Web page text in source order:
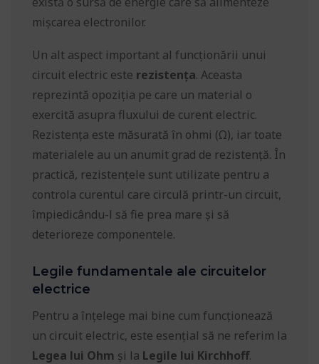
mișcarea electronilor.
Un alt aspect important al funcționării unui
circuit electric este rezistența. Aceasta
reprezintă opoziția pe care un material o
exercită asupra fluxului de curent electric.
Rezistența este măsurată în ohmi (Ω), iar toate
materialele au un anumit grad de rezistență. În
practică, rezistențele sunt utilizate pentru a
controla curentul care circulă printr-un circuit,
împiedicându-l să fie prea mare și să
deterioreze componentele.
Legile fundamentale ale circuitelor
electrice
Pentru a înțelege mai bine cum funcționează
un circuit electric, este esențial să ne referim la
Legea lui Ohm și la Legile lui Kirchhoff.